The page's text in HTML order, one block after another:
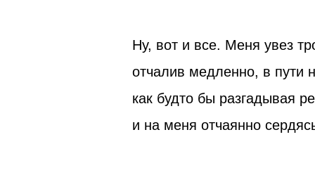
Ну, вот и все. Меня увез
отчалив медленно, в пути
как будто бы разгадывая
и на меня отчаянно